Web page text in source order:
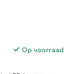
Op voorraad